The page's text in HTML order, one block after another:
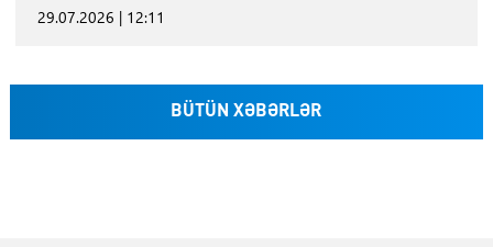
29.07.2026 | 12:11
BÜTÜN XƏBƏRLƏR